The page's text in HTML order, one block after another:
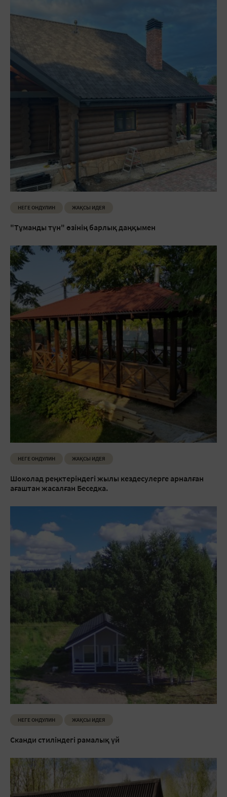
НЕГЕ ОНДУЛИН ЖАҚСЫ ИДЕЯ
"Тұманды түн" өзінің барлық даңқымен
НЕГЕ ОНДУЛИН ЖАҚСЫ ИДЕЯ
Шоколад реңктеріндегі жылы кездесулерге арналған
ағаштан жасалған Беседка.
НЕГЕ ОНДУЛИН ЖАҚСЫ ИДЕЯ
Сканди стиліндегі рамалық үй